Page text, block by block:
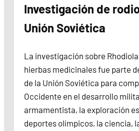
Investigación de
Unión Soviética
La investigación sobre
hierbas medicinales fue parte
de la Unión Soviética para
Occidente en el desarrollo
armamentista, la exploración
deportes olímpicos, la ciencia,